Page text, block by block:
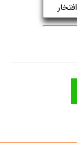
تون
شما
و